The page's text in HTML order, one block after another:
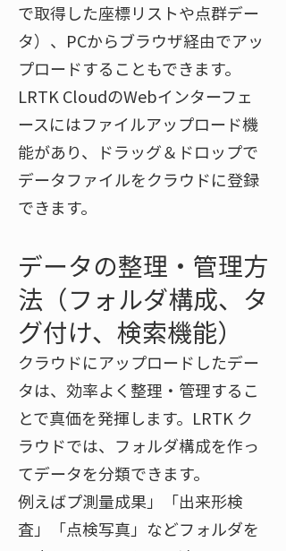
で取得した座標リストや点群デー
タ）、PCからブラウザ経由でアッ
プロードすることもできます。
LRTK CloudのWebインターフェ
ースにはファイルアップロード機
能があり、ドラッグ＆ドロップで
データファイルをクラウドに登録
できます。
データの整理・管理方
法（フォルダ構成、タ
グ付け、検索機能）
クラウドにアップロードしたデー
タは、効率よく整理・管理するこ
とで真価を発揮します。LRTK ク
ラウドでは、フォルダ構成を作っ
てデータを分類できます。
例えばプ測量成果」「出来形検
査」「点検写真」などフォルダを